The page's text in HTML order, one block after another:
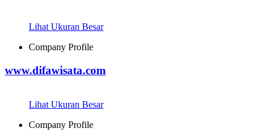
Lihat Ukuran Besar
Company Profile
www.difawisata.com
Lihat Ukuran Besar
Company Profile